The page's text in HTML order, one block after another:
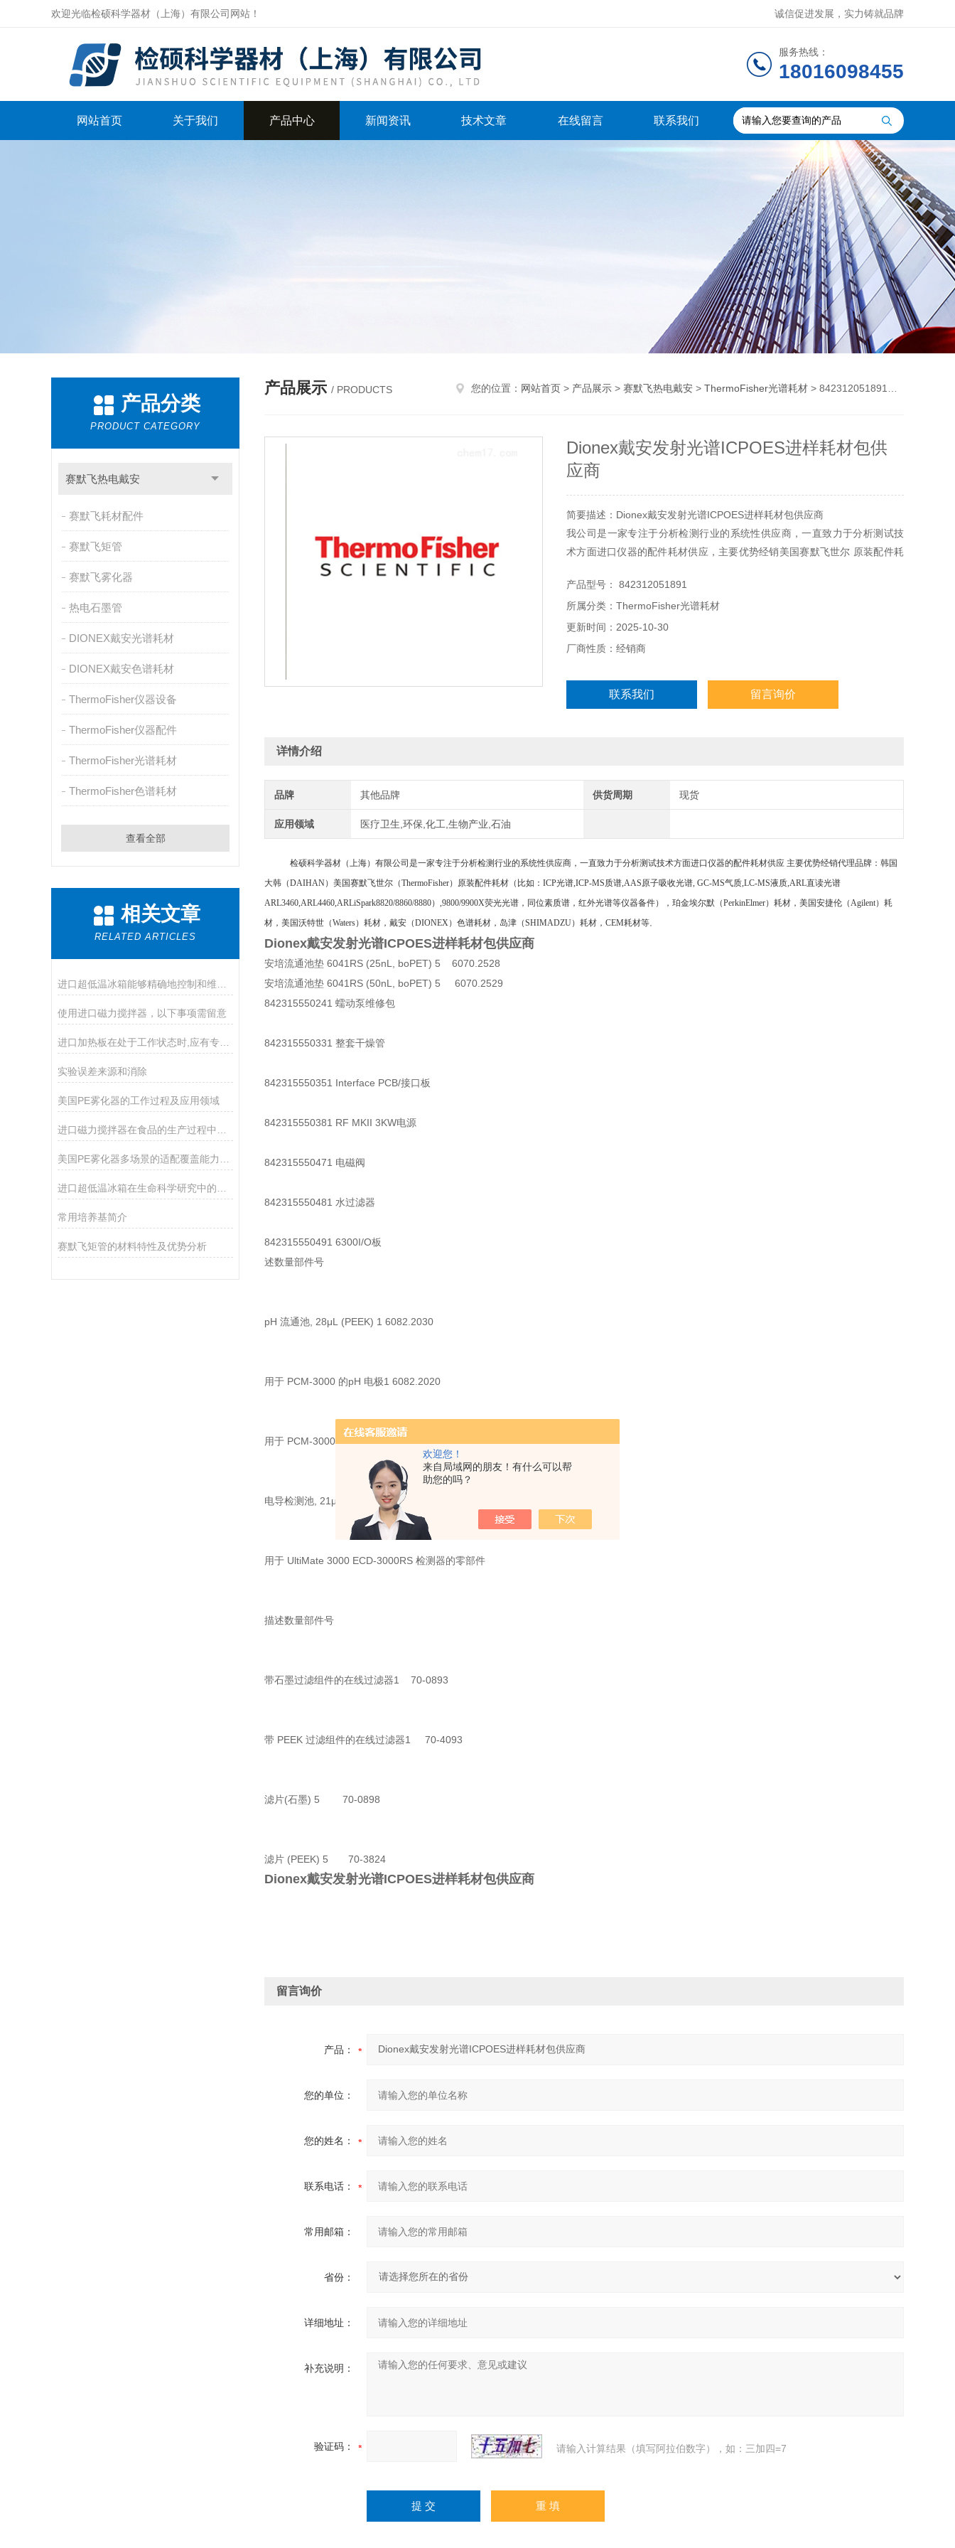
欢迎您！
来自局域网的朋友！有什么可以帮
助您的吗？
欢迎光临检硕科学器材（上海）有限公司网站！ 诚信促进发展，实力铸就品牌
服务热线：
18016098455
网站首页 关于我们 产品中心 新闻资讯 技术文章 在线留言 联系我们
产品分类
PRODUCT CATEGORY
赛默飞热电戴安
赛默飞耗材配件
赛默飞矩管
赛默飞雾化器
热电石墨管
DIONEX戴安光谱耗材
DIONEX戴安色谱耗材
ThermoFisher仪器设备
ThermoFisher仪器配件
ThermoFisher光谱耗材
ThermoFisher色谱耗材
查看全部
相关文章
RELATED ARTICLES
使用进口磁力搅拌器，以下事项需留意
实验误差来源和消除
美国PE雾化器的工作过程及应用领域
常用培养基简介
赛默飞矩管的材料特性及优势分析
产品展示 / PRODUCTS 您的位置： 网站首页 > 产品展示 > 赛默飞热电戴安 > ThermoFisher光谱耗材 > 842312051891Dionex戴安发射光谱ICPOES进样耗材包供应商
Dionex戴安发射光谱ICPOES进样耗材包供
应商
简要描述：Dionex戴安发射光谱ICPOES进样耗材包供应商
我公司是一家专注于分析检测行业的系统性供应商，一直致力于分析测试技
术方面进口仪器的配件耗材供应，主要优势经销美国赛默飞世尔 原装配件耗
材等。
产品型号： 842312051891
所属分类：ThermoFisher光谱耗材
更新时间：2025-10-30
厂商性质：经销商
联系我们 留言询价
详情介绍
品牌 其他品牌 供货周期 现货
应用领域 医疗卫生,环保,化工,生物产业,石油
检硕科学器材（上海）有限公司是一家专注于分析检测行业的系统性供应商，一直致力于分析测试技术方面进口仪器的配件耗材供应 主要优势经销代理品牌：韩国
大韩（DAIHAN）美国赛默飞世尔（ThermoFisher）原装配件耗材（比如：ICP光谱,ICP-MS质谱,AAS原子吸收光谱, GC-MS气质,LC-MS液质,ARL直读光谱
ARL3460,ARL4460,ARLiSpark8820/8860/8880）,9800/9900X荧光光谱，同位素质谱，红外光谱等仪器备件），珀金埃尔默（PerkinElmer）耗材，美国安捷伦（Agilent）耗
材，美国沃特世（Waters）耗材，戴安（DIONEX）色谱耗材，岛津（SHIMADZU）耗材，CEM耗材等。
Dionex戴安发射光谱ICPOES进样耗材包供应商
安培流通池垫 6041RS (25nL, boPET) 5 6070.2528
安培流通池垫 6041RS (50nL, boPET) 5 6070.2529
842315550241 蠕动泵维修包
842315550331 整套干燥管
842315550351 Interface PCB/接口板
842315550381 RF MKII 3KW电源
842315550471 电磁阀
842315550481 水过滤器
842315550491 6300I/O板
述数量部件号
pH 流通池, 28μL (PEEK) 1 6082.2030
用于 PCM-3000 的pH 电极1 6082.2020
用于 PCM-3000 的Dummy 电极1 6082.2042
电导检测池, 21μL (Ti) 1 6082.2060
用于 UltiMate 3000 ECD-3000RS 检测器的零部件
描述数量部件号
带石墨过滤组件的在线过滤器1 70-0893
带 PEEK 过滤组件的在线过滤器1 70-4093
滤片(石墨) 5 70-0898
滤片 (PEEK) 5 70-3824
Dionex戴安发射光谱ICPOES进样耗材包供应商
留言询价
产品：
您的单位：
您的姓名：
联系电话：
常用邮箱：
省份：
详细地址：
补充说明：
验证码： 请输入计算结果（填写阿拉伯数字），如：三加四=7